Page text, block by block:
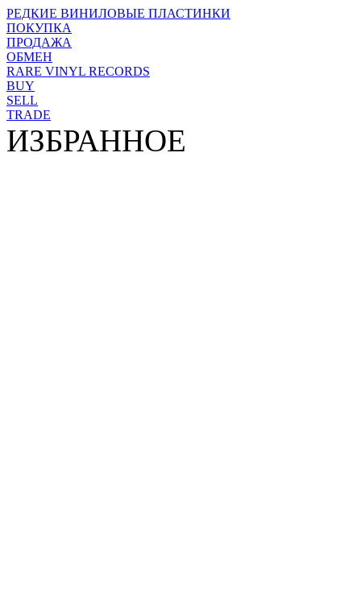
РЕДКИЕ ВИНИЛОВЫЕ ПЛАСТИНКИ
ПОКУПКА
ПРОДАЖА
ОБМЕН
RARE VINYL RECORDS
BUY
SELL
TRADE
ИЗБРАННОЕ